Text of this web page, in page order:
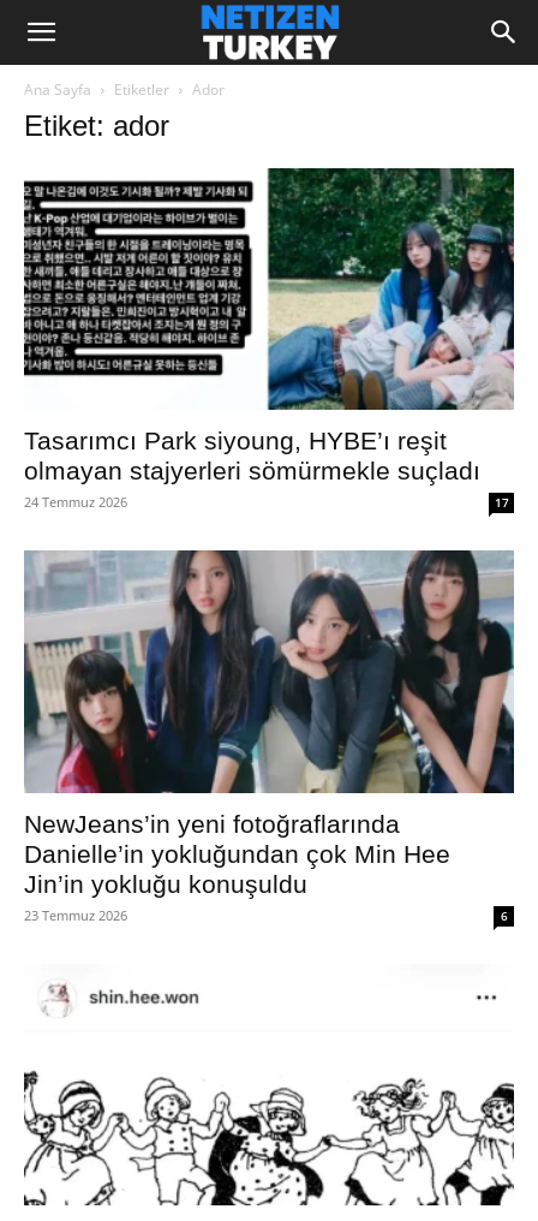
Ana Sayfa Etiketler Ador
Etiket: ador
Tasarımcı Park siyoung, HYBE’ı reşit
olmayan stajyerleri sömürmekle suçladı
24 Temmuz 2026 17
NewJeans’in yeni fotoğraflarında
Danielle’in yokluğundan çok Min Hee
Jin’in yokluğu konuşuldu
23 Temmuz 2026 6